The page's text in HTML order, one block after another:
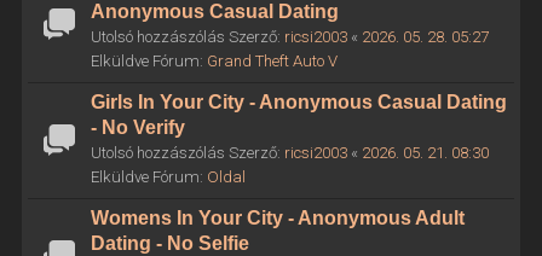
Anonymous Casual Dating
Utolsó hozzászólás Szerző: ricsi2003« 2026. 05. 28. 05:27
Elküldve Fórum: Grand Theft Auto V
Girls In Your City - Anonymous Casual Dating
- No Verify
Utolsó hozzászólás Szerző: ricsi2003« 2026. 05. 21. 08:30
Elküldve Fórum: Oldal
Womens In Your City - Anonymous Adult
Dating - No Selfie